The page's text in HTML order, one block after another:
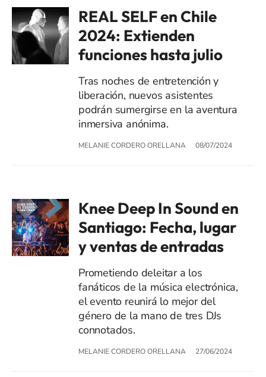
REAL SELF en Chile
2024: Extienden
funciones hasta julio
Tras noches de entretención y
liberación, nuevos asistentes
podrán sumergirse en la aventura
inmersiva anónima.
MELANIE CORDERO ORELLANA 08/07/2024
Knee Deep In Sound en
Santiago: Fecha, lugar
y ventas de entradas
Prometiendo deleitar a los
fanáticos de la música electrónica,
el evento reunirá lo mejor del
género de la mano de tres DJs
connotados.
MELANIE CORDERO ORELLANA 27/06/2024